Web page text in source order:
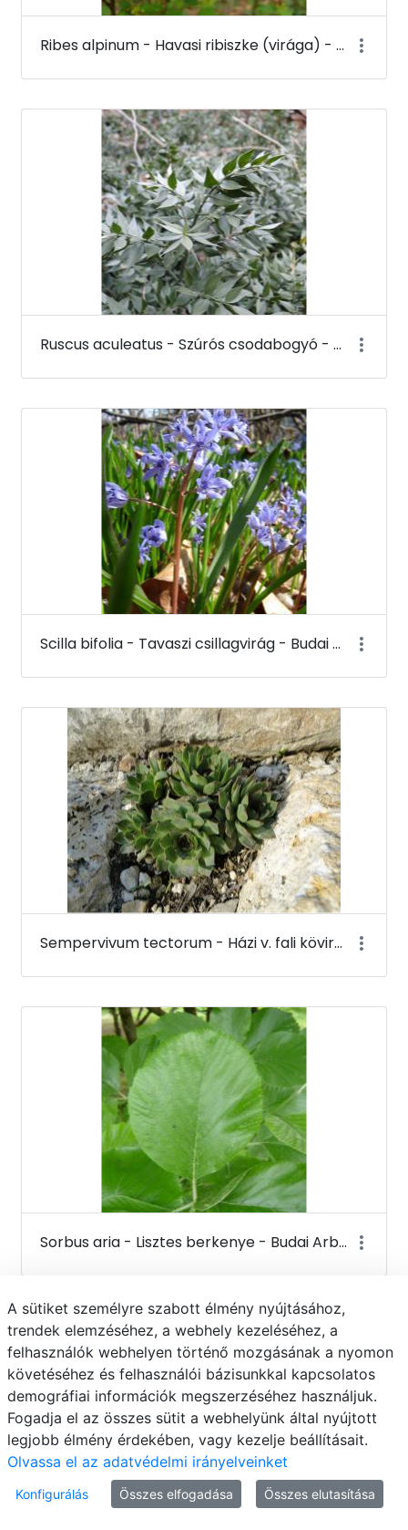
Ribes alpinum - Havasi ribiszke (virága) - Budai Arborétum
Ruscus aculeatus - Szúrós csodabogyó - Budai Arborétum
Scilla bifolia - Tavaszi csillagvirág - Budai Arborétum
Sempervivum tectorum - Házi v. fali kövirózsa - Budai Arborétum
Sorbus aria - Lisztes berkenye - Budai Arborétum
A sütiket személyre szabott élmény nyújtásához,
trendek elemzéséhez, a webhely kezeléséhez, a
felhasználók webhelyen történő mozgásának a nyomon
követéséhez és felhasználói bázisunkkal kapcsolatos
demográfiai információk megszerzéséhez használjuk.
Fogadja el az összes sütit a webhelyünk által nyújtott
legjobb élmény érdekében, vagy kezelje beállításait.
Olvassa el az adatvédelmi irányelveinket
Konfigurálás Összes elfogadása Összes elutasítása